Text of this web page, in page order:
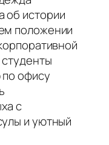
об истории
положении
по офису
с
и уютный